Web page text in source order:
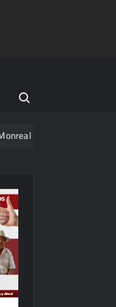
Search for:
en que la UNAM